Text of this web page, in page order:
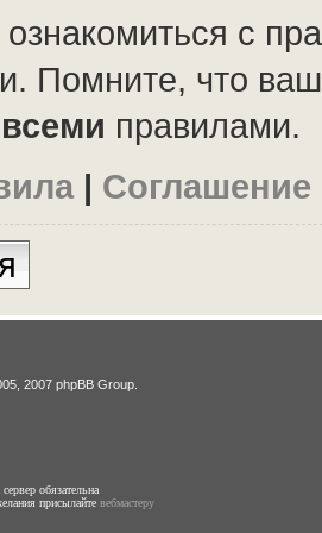
с
Помните, что
всеми правилами.
|
2007 phpBB Group.
обязательна
присылайте вебмастеру